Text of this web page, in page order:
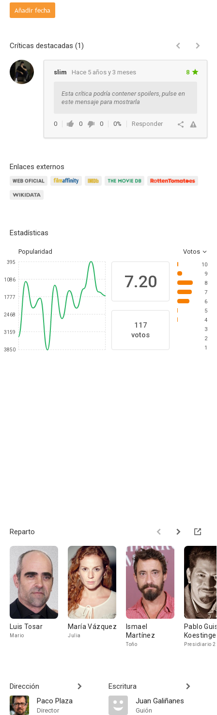
Añadir fecha
Críticas destacadas (1)
slim Hace 5 años y 3 meses 8
Esta crítica podría contener spoilers, pulse en
este mensaje para mostrarla
0 0 0 0% Responder
Enlaces externos
Estadísticas
Popularidad Votos
395
1086
1777
2468
3159
3850
7.20
117
votos
10
9
8
7
6
5
4
3
2
1
Reparto
Luis Tosar
Mario
María Vázquez
Julia
Ismael
Martínez
Toño
Pablo
Presidiario 2
Dirección
Paco Plaza
Director
Escritura
Juan Galiñanes
Guión